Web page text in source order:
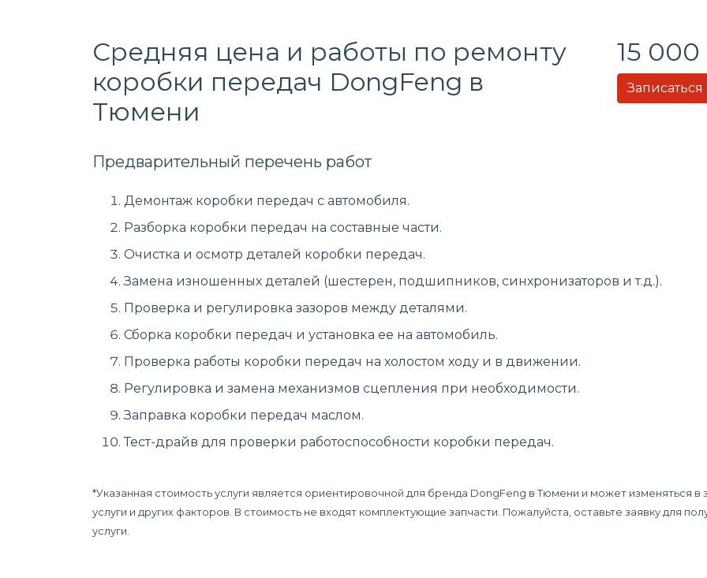
Средняя цена и работы по ремонту
коробки передач DongFeng в
Тюмени
15
Предварительный перечень работ
Демонтаж коробки передач с автомобиля.
Разборка коробки передач на составные части.
Очистка и осмотр деталей коробки передач.
Замена изношенных деталей (шестерен, подшипников, синхронизаторов и т.д.).
Проверка и регулировка зазоров между деталями.
Сборка коробки передач и установка ее на автомобиль.
Проверка работы коробки передач на холостом ходу и в движении.
Регулировка и замена механизмов сцепления при необходимости.
Заправка коробки передач маслом.
Тест-драйв для проверки работоспособности коробки передач.
*Указанная стоимость услуги является ориентировочной для бренда DongFeng в Тюмени и может изменяться
услуги и других факторов. В стоимость не входят комплектующие запчасти. Пожалуйста, оставьте заявку для
услуги.